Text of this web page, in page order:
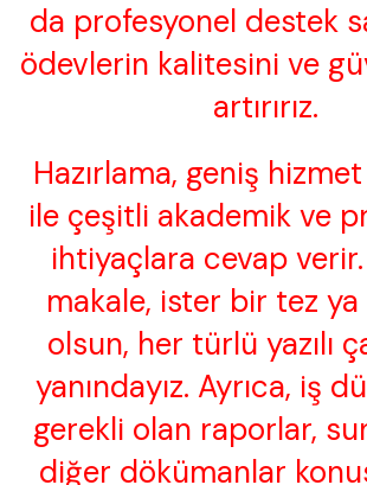
da profesyonel destek
ödevlerin kalitesini ve
artırırız.
Hazırlama, geniş
ile çeşitli akademik ve
ihtiyaçlara cevap
makale, ister bir tez
olsun, her türlü yazılı
yanındayız. Ayrıca, iş
gerekli olan raporlar,
diğer dökümanlar